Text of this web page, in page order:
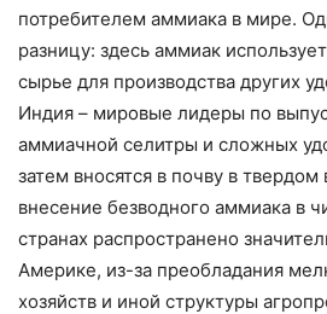
потребителем аммиака в мире.
разницу: здесь аммиак
сырье для производства других
Индия – мировые лидеры по
аммиачной селитры и сложных
затем вносятся в почву в
внесение безводного аммиака в
странах распространено
Америке, из-за преобладания
хозяйств и иной структуры